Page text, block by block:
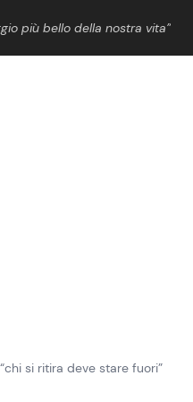
più bello della nostra vita”
si ritira deve stare fuori”